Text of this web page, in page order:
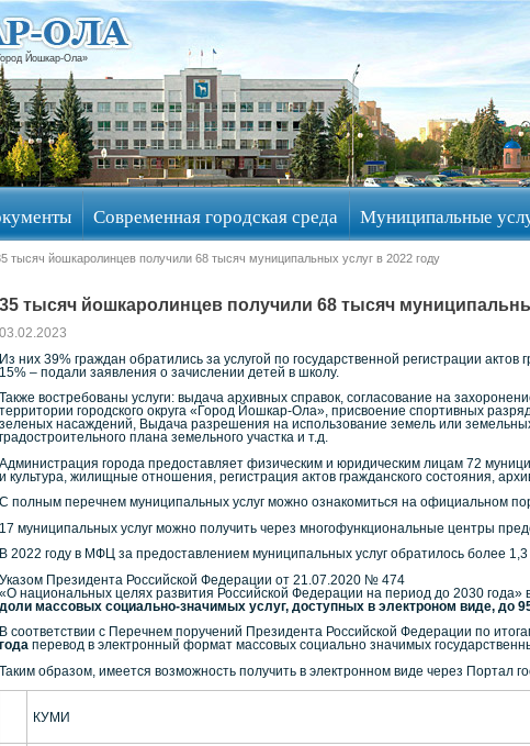
Йошкар-Ола»
Современная городская среда Муниципальные
тысяч йошкаролинцев получили 68 тысяч муниципальных услуг в 2022 году
35 тысяч йошкаролинцев получили 68 тысяч
03.02.2023
Из них 39% граждан обратились за услугой по государственной регистрации
15% – подали заявления о зачислении детей в школу.
Также востребованы услуги: выдача архивных справок, согласование на
территории городского округа «Город Йошкар-Ола», присвоение спортивных
зеленых насаждений, Выдача разрешения на использование земель или
градостроительного плана земельного участка и т.д.
Администрация города предоставляет физическим и юридическим лицам 72
и культура, жилищные отношения, регистрация актов гражданского состояния,
С полным перечнем муниципальных услуг можно ознакомиться на официальном
17 муниципальных услуг можно получить через многофункциональные центры
В 2022 году в МФЦ за предоставлением муниципальных услуг обратилось более 1,3
Указом Президента Российской Федерации от 21.07.2020 № 474
«О национальных целях развития Российской Федерации на период до 2030
доли массовых социально-значимых услуг, доступных в электроном виде, до
В соответствии с Перечнем поручений Президента Российской Федерации по
года перевод в электронный формат массовых социально значимых
Таким образом, имеется возможность получить в электронном виде через Портал
КУМИ